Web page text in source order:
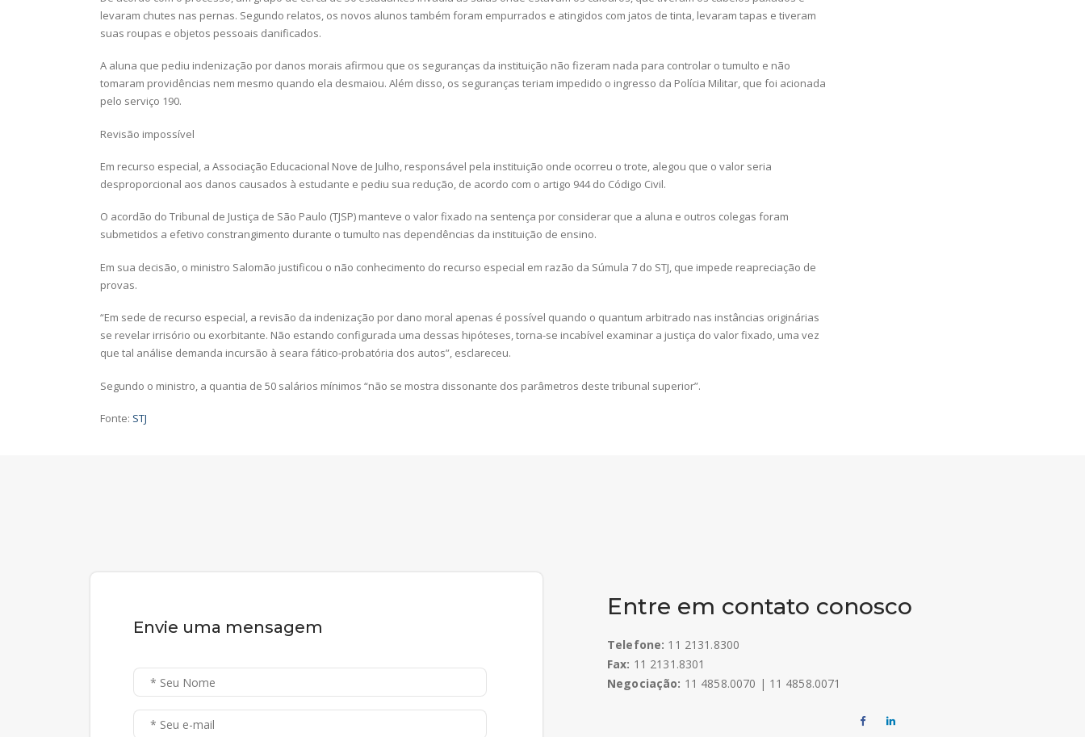
levaram chutes nas pernas. Segundo relatos, os novos alunos também foram empurrados e atingidos com jatos de tinta, levaram tapas e tiveram
suas roupas e objetos pessoais danificados.
A aluna que pediu indenização por danos morais afirmou que os seguranças da instituição não fizeram nada para controlar o tumulto e não
tomaram providências nem mesmo quando ela desmaiou. Além disso, os seguranças teriam impedido o ingresso da Polícia Militar, que foi acionada
pelo serviço 190.
Revisão impossível
Em recurso especial, a Associação Educacional Nove de Julho, responsável pela instituição onde ocorreu o trote, alegou que o valor seria
desproporcional aos danos causados à estudante e pediu sua redução, de acordo com o artigo 944 do Código Civil.
O acordão do Tribunal de Justiça de São Paulo (TJSP) manteve o valor fixado na sentença por considerar que a aluna e outros colegas foram
submetidos a efetivo constrangimento durante o tumulto nas dependências da instituição de ensino.
Em sua decisão, o ministro Salomão justificou o não conhecimento do recurso especial em razão da Súmula 7 do STJ, que impede reapreciação de
provas.
“Em sede de recurso especial, a revisão da indenização por dano moral apenas é possível quando o quantum arbitrado nas instâncias originárias
se revelar irrisório ou exorbitante. Não estando configurada uma dessas hipóteses, torna-se incabível examinar a justiça do valor fixado, uma vez
que tal análise demanda incursão à seara fático-probatória dos autos”, esclareceu.
Segundo o ministro, a quantia de 50 salários mínimos “não se mostra dissonante dos parâmetros deste tribunal superior”.
Fonte: STJ
Envie uma mensagem
Entre em contato conosco
Telefone: 11 2131.8300
Fax: 11 2131.8301
Negociação: 11 4858.0070 | 11 4858.0071